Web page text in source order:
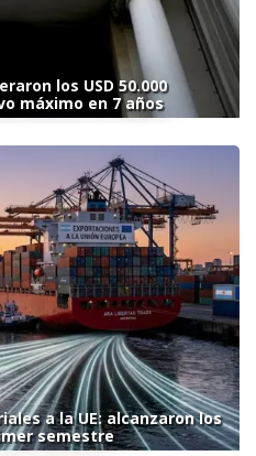
los USD 50.000
máximo en 7 años
a la UE: alcanzaron los
semestre